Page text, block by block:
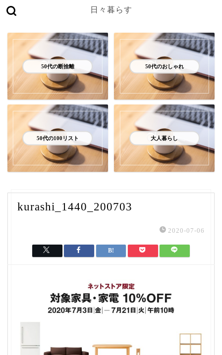
日々暮らす
50代の断捨離 50代のおしゃれ
50代の100リスト 大人暮らし
kurashi_1440_200703
2020-07-06